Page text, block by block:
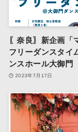
〖奈良〗新企画「
フリーダンスタイ
ンスホール大御門
2023年7月17日